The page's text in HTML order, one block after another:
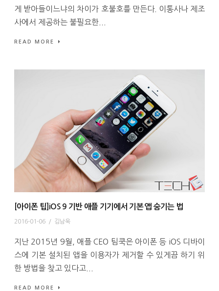
게 받아들이느냐의 차이가 호불호를 만든다. 이통사나 제조
사에서 제공하는 불필요한...
READ MORE
[아이폰 팁]iOS 9 기반 애플 기기에서 기본 앱 숨기는 법
2016-01-06 / 김남욱
지난 2015년 9월, 애플 CEO 팀쿡은 아이폰 등 iOS 디바이
스에 기본 설치된 앱을 이용자가 제거할 수 있게끔 하기 위
한 방법을 찾고 있다고...
READ MORE